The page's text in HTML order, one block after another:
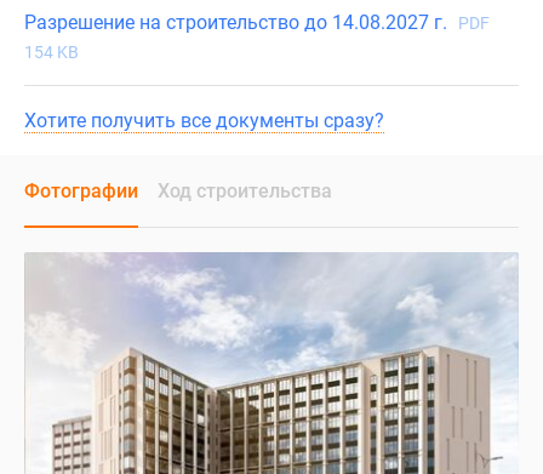
Разрешение на строительство до 14.08.2027 г.
PDF
154 KB
Хотите получить все документы сразу?
Фотографии Ход строительства